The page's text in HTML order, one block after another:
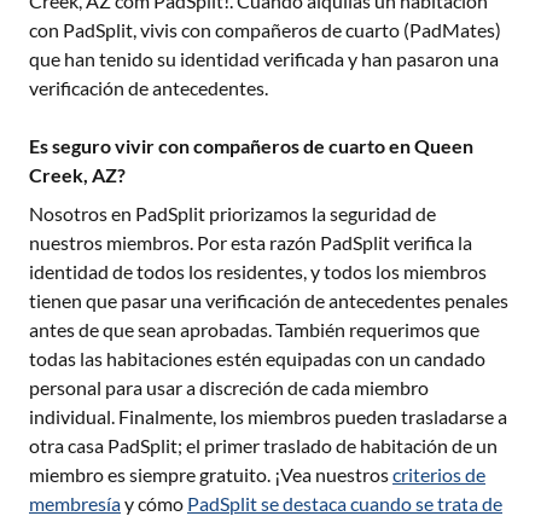
con PadSplit, vivis con compañeros de cuarto (PadMates)
que han tenido su identidad verificada y han pasaron una
verificación de antecedentes.
Es seguro vivir con compañeros de cuarto en Queen
Creek, AZ?
Nosotros en PadSplit priorizamos la seguridad de
nuestros miembros. Por esta razón PadSplit verifica la
identidad de todos los residentes, y todos los miembros
tienen que pasar una verificación de antecedentes penales
antes de que sean aprobadas. También requerimos que
todas las habitaciones estén equipadas con un candado
personal para usar a discreción de cada miembro
individual. Finalmente, los miembros pueden trasladarse a
otra casa PadSplit; el primer traslado de habitación de un
miembro es siempre gratuito. ¡Vea nuestroscriterios de
membresíay cómo PadSplit se destaca cuando se trata de